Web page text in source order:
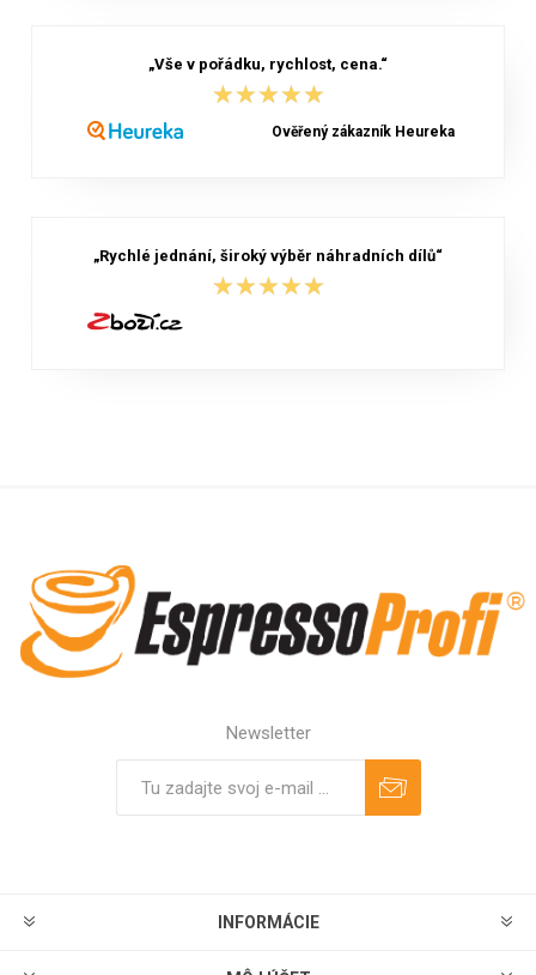
„Vše v pořádku, rychlost, cena.“
★★★★★
★★★★★
Ověřený zákazník Heureka
„Rychlé jednání, široký výběr náhradních dílů“
★★★★★
★★★★★
Newsletter
INFORMÁCIE